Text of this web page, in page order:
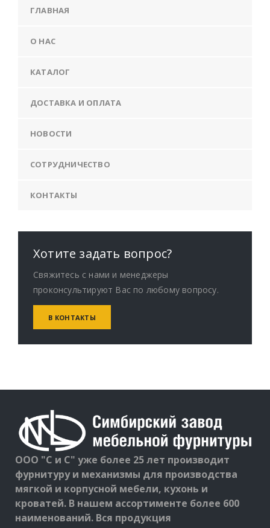
ГЛАВНАЯ
О НАС
КАТАЛОГ
ДОСТАВКА И ОПЛАТА
НОВОСТИ
СОТРУДНИЧЕСТВО
КОНТАКТЫ
Хотите задать вопрос?
Свяжитесь с нами и менеджеры
проконсультируют Вас по любому вопросу.
В КОНТАКТЫ
ООО "С и С" уже более 25 лет производит
фурнитуру и механизмы для производства
мягкой и корпусной мебели, кухонь и
кроватей. В нашем ассортименте более 600
наименований. Вся продукция